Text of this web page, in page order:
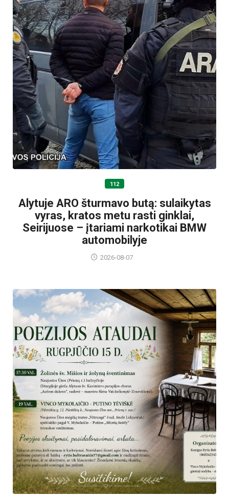
112
Alytuje ARO šturmavo butą: sulaikytas
vyras, kratos metu rasti ginklai,
Seirijuose – įtariami narkotikai BMW
automobilyje
2026-08-07